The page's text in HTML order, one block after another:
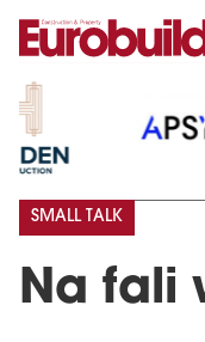
Na fali
SMALL TALK